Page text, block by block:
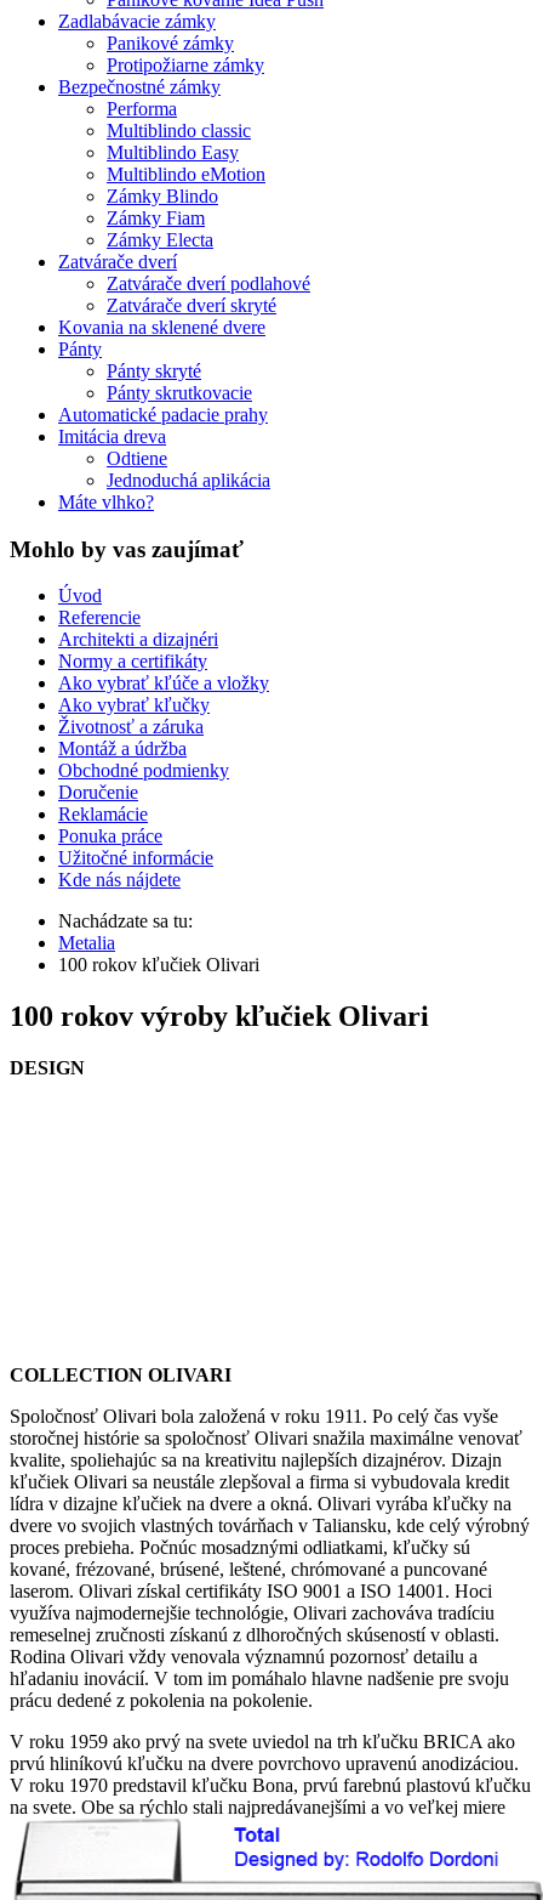
Zadlabávacie zámky
Panikové zámky
Protipožiarne zámky
Bezpečnostné zámky
Performa
Multiblindo classic
Multiblindo Easy
Multiblindo eMotion
Zámky Blindo
Zámky Fiam
Zámky Electa
Zatvárače dverí
Zatvárače dverí podlahové
Zatvárače dverí skryté
Kovania na sklenené dvere
Pánty
Pánty skryté
Pánty skrutkovacie
Automatické padacie prahy
Imitácia dreva
Odtiene
Jednoduchá aplikácia
Máte vlhko?
Mohlo by vas zaujímať
Úvod
Referencie
Architekti a dizajnéri
Normy a certifikáty
Ako vybrať kľúče a vložky
Ako vybrať kľučky
Životnosť a záruka
Montáž a údržba
Obchodné podmienky
Doručenie
Reklamácie
Ponuka práce
Užitočné informácie
Kde nás nájdete
Nachádzate sa tu:
Metalia
100 rokov kľučiek Olivari
100 rokov výroby kľučiek Olivari
DESIGN
COLLECTION OLIVARI
Spoločnosť Olivari bola založená v roku 1911. Po celý čas vyše
storočnej histórie sa spoločnosť Olivari snažila maximálne venovať
kvalite, spoliehajúc sa na kreativitu najlepších dizajnérov. Dizajn
kľučiek Olivari sa neustále zlepšoval a firma si vybudovala kredit
lídra v dizajne kľučiek na dvere a okná. Olivari vyrába kľučky na
dvere vo svojich vlastných továrňach v Taliansku, kde celý výrobný
proces prebieha. Počnúc mosadznými odliatkami, kľučky sú
kované, frézované, brúsené, leštené, chrómované a puncované
laserom. Olivari získal certifikáty ISO 9001 a ISO 14001. Hoci
využíva najmodernejšie technológie, Olivari zachováva tradíciu
remeselnej zručnosti získanú z dlhoročných skúseností v oblasti.
Rodina Olivari vždy venovala významnú pozornosť detailu a
hľadaniu inovácií. V tom im pomáhalo hlavne nadšenie pre svoju
prácu dedené z pokolenia na pokolenie.
V roku 1959 ako prvý na svete uviedol na trh kľučku BRICA ako
prvú hliníkovú kľučku na dvere povrchovo upravenú anodizáciou.
V roku 1970 predstavil kľučku Bona, prvú farebnú plastovú kľučku
na svete. Obe sa rýchlo stali najpredávanejšími a vo veľkej miere